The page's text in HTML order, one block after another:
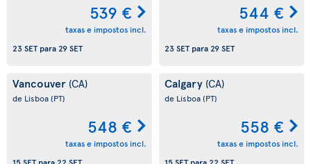
539 €
taxas e impostos incl.
23 SETpara29 SET
544 €
taxas e impostos incl.
23 SETpara29 SET
Vancouver (CA)
de Lisboa(PT)
548 €
taxas e impostos incl.
Calgary (CA)
de Lisboa(PT)
558 €
taxas e impostos incl.